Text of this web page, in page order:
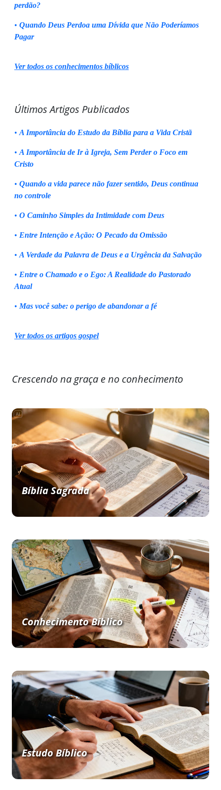
perdão?
• Quando Deus Perdoa uma Dívida que Não Poderíamos
Pagar
Ver todos os conhecimentos bíblicos
Últimos Artigos Publicados
• A Importância do Estudo da Bíblia para a Vida Cristã
• A Importância de Ir à Igreja, Sem Perder o Foco em
Cristo
• Quando a vida parece não fazer sentido, Deus continua
no controle
• O Caminho Simples da Intimidade com Deus
• Entre Intenção e Ação: O Pecado da Omissão
• A Verdade da Palavra de Deus e a Urgência da Salvação
• Entre o Chamado e o Ego: A Realidade do Pastorado
Atual
• Mas você sabe: o perigo de abandonar a fé
Ver todos os artigos gospel
Crescendo na graça e no conhecimento
Bíblia Sagrada
Conhecimento Bíblico
Estudo Bíblico